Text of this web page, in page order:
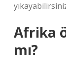
Afrika
mı?